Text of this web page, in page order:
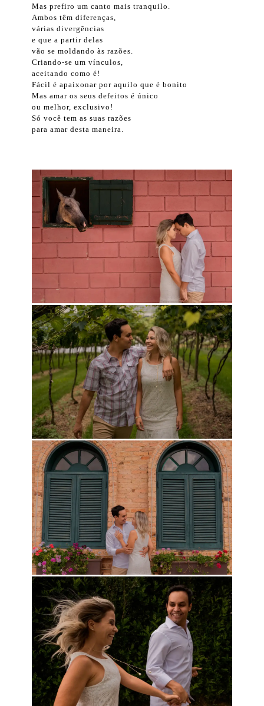
Mas prefiro um canto mais tranquilo.
Ambos têm diferenças,
várias divergências
e que a partir delas
vão se moldando às razões.
Criando-se um vínculos,
aceitando como é!
Fácil é apaixonar por aquilo que é bonito
Mas amar os seus defeitos é único
ou melhor, exclusivo!
Só você tem as suas razões
para amar desta maneira.